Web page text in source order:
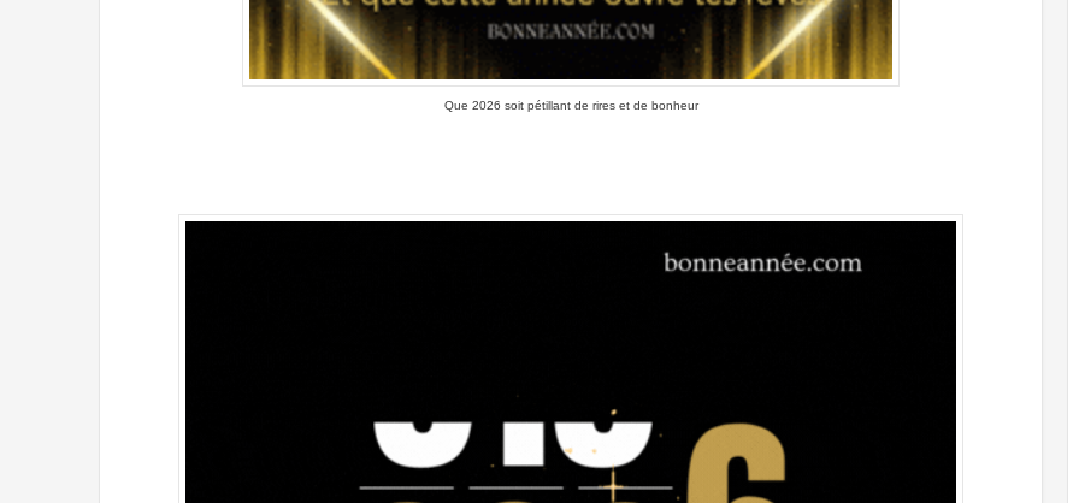
Que 2026 soit pétillant de rires et de bonheur